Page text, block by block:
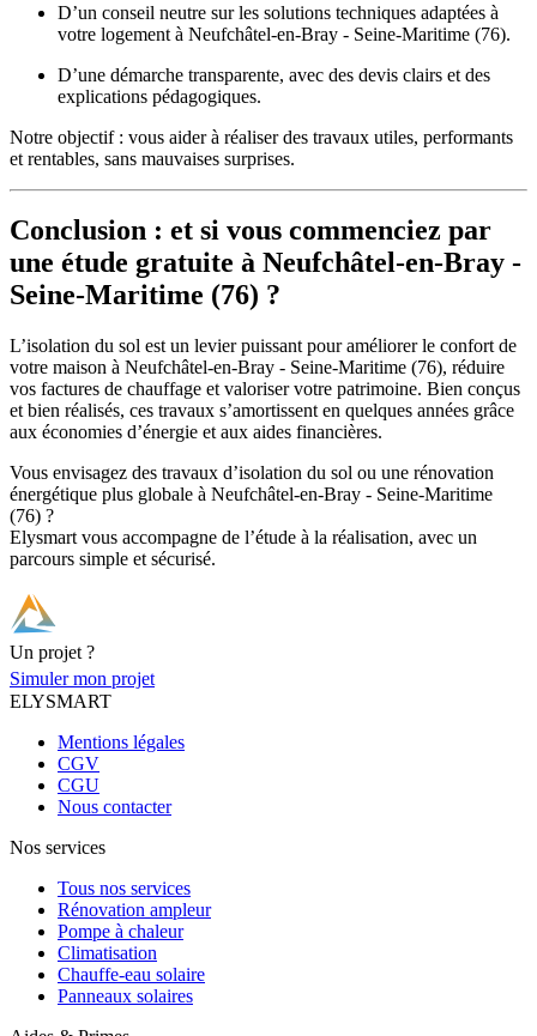
D’un conseil neutre sur les solutions techniques adaptées à
votre logement à Neufchâtel-en-Bray - Seine-Maritime (76).
D’une démarche transparente, avec des devis clairs et des
explications pédagogiques.
Notre objectif : vous aider à réaliser des travaux utiles, performants
et rentables, sans mauvaises surprises.
Conclusion : et si vous commenciez par
une étude gratuite à Neufchâtel-en-Bray -
Seine-Maritime (76) ?
L’isolation du sol est un levier puissant pour améliorer le confort de
votre maison à Neufchâtel-en-Bray - Seine-Maritime (76), réduire
vos factures de chauffage et valoriser votre patrimoine. Bien conçus
et bien réalisés, ces travaux s’amortissent en quelques années grâce
aux économies d’énergie et aux aides financières.
Vous envisagez des travaux d’isolation du sol ou une rénovation
énergétique plus globale à Neufchâtel-en-Bray - Seine-Maritime
(76) ?
Elysmart vous accompagne de l’étude à la réalisation, avec un
parcours simple et sécurisé.
Un projet ?
Simuler mon projet
ELYSMART
Mentions légales
CGV
CGU
Nous contacter
Nos services
Tous nos services
Rénovation ampleur
Pompe à chaleur
Climatisation
Chauffe-eau solaire
Panneaux solaires